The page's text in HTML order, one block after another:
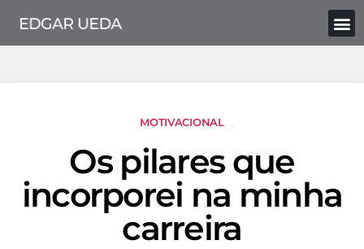
MOTIVACIONAL
Os pilares que
incorporei na minha
carreira